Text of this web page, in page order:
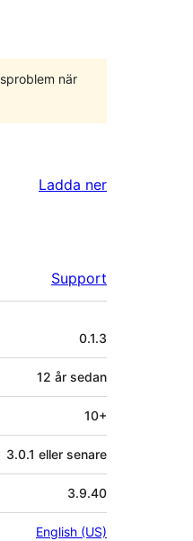
när
Ladda ner
Support
0.1.3
12 år sedan
10+
3.0.1 eller senare
3.9.40
English (US)